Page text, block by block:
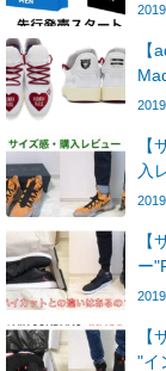
【
【
入
【
ー
【
"イ